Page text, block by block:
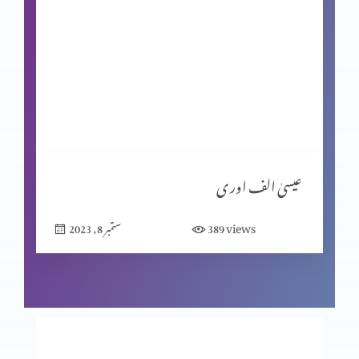
گنا ہ کی مزدوری
خدا اور ہم
عیسیٰ الف اور ی
ستمبر 8, 2023 389views